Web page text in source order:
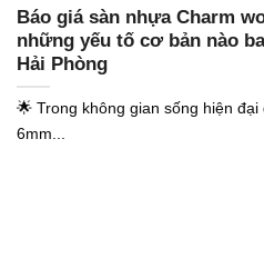
Báo giá sàn nhựa Charm
những yếu tố cơ bản nào
Hải Phòng
🌟 Trong không gian sống hiện
6mm...